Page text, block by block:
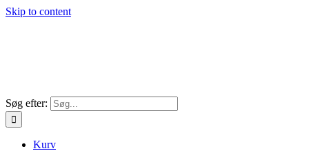
Skip to content
Søg efter:
Kurv